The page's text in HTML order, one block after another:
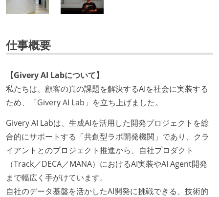
仕事概要
【Givery AI Labについて】
私たちは、顧客の真の課題を解決するAIを社会に実装する
ため、「Givery AI Lab」を立ち上げました。
Givery AI Labは、生成AIを活用した開発プロジェクトを総
合的にサポートする「共創型ラボ開発機関」であり、クラ
イアントとのプロジェクト推進から、自社プロダクト
（Track／DECA／MANA）におけるAI実装やAI Agent開発
まで幅広く手がけています。
自社のデータ基盤を活かしたAI開発に挑戦できる、技術的